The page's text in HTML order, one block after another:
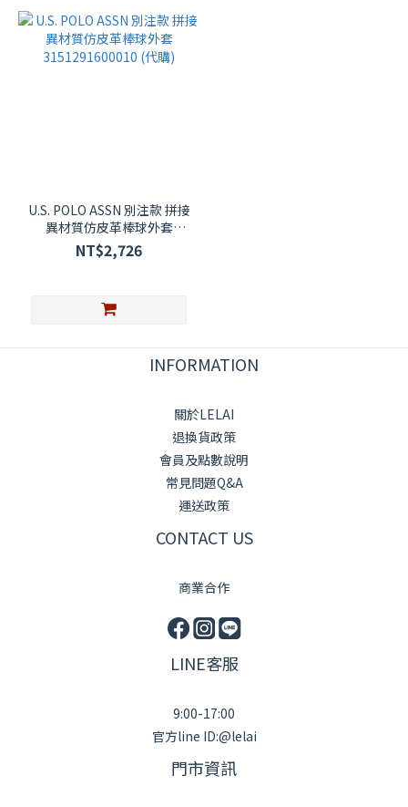
U.S. POLO ASSN 別注款 拼接
異材質仿皮革棒球外套
3151291600010 (代購)
NT$2,726
INFORMATION
關於LELAI
退換貨政策
會員及點數說明
常見問題Q&A
運送政策
CONTACT US
商業合作
LINE客服
9:00-17:00
官方line ID:@lelai
門市資訊